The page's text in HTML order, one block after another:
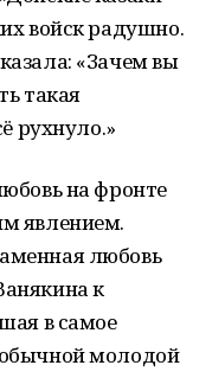
войск радушно.
«Зачем вы
такая
рухнуло.»
на фронте
явлением.
любовь
к
в самое
молодой